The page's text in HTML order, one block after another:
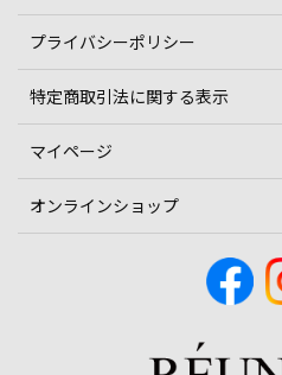
プライバシーポリシー
特定商取引法に関する表示
マイページ
オンラインショップ